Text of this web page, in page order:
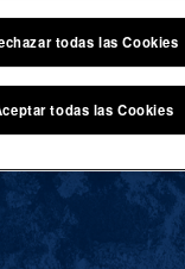
VOLVER AL INICIO
todas las Cookies
todas las Cookies